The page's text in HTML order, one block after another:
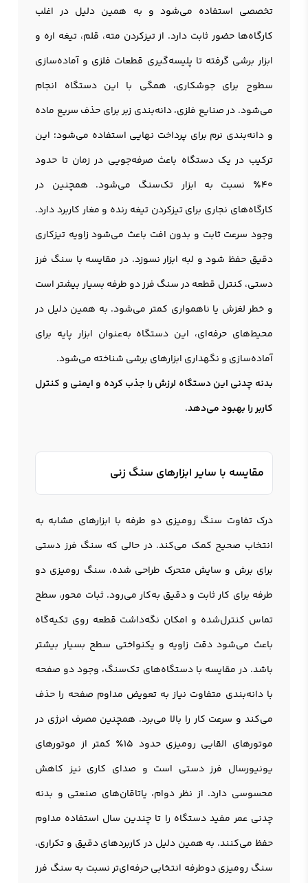
تخصصی استفاده می‌شود و به همین دلیل در اغلب
کارگاه‌ها حضور ثابت دارد. از تیزکردن مته، قلم، تیغه اره و
ابزار برشی گرفته تا پلیسه‌گیری قطعات فلزی و آماده‌سازی
سطوح برای جوشکاری، همگی با این دستگاه انجام
می‌شود. در صنایع فلزی، دانه‌بندی زبر برای حذف سریع ماده
و دانه‌بندی نرم برای پرداخت نهایی استفاده می‌شود؛ این
ترکیب در یک دستگاه باعث صرفه‌جویی در زمان تا حدود
40٪ نسبت به ابزار تک‌سنگ می‌شود. همچنین در
کارگاه‌های نجاری برای تیزکردن تیغه رنده و مغار کاربرد دارد.
وجود سرعت ثابت و بدون افت باعث می‌شود زاویه تیزکاری
دقیق حفظ شود و لبه ابزار نسوزد. در مقایسه با سنگ فرز
دستی، کنترل قطعه در سنگ فرز دو طرفه بسیار بیشتر است
و خطر لغزش یا ناهمواری کمتر می‌شود. به همین دلیل در
محیط‌های حرفه‌ای، این دستگاه به‌عنوان ابزار پایه برای
آماده‌سازی و نگهداری ابزارهای برشی شناخته می‌شود.
بدنه چدنی این دستگاه لرزش را جذب کرده و ایمنی و کنترل
کاربر را بهبود می‌دهد.
مقایسه با سایر ابزارهای سنگ زنی
درک تفاوت سنگ رومیزی دو طرفه با ابزارهای مشابه به
انتخاب صحیح کمک می‌کند. در حالی که سنگ فرز دستی
برای برش و سایش متحرک طراحی شده، سنگ روميزی دو
طرفه برای کار ثابت و دقیق به‌کار می‌رود. ثبات محور، سطح
تماس کنترل‌شده و امکان نگه‌داشت قطعه روی تکیه‌گاه
باعث می‌شود دقت زاویه و یکنواختی سطح بسیار بیشتر
باشد. در مقایسه با دستگاه‌های تک‌سنگ، وجود دو صفحه
با دانه‌بندی متفاوت نیاز به تعویض مداوم صفحه را حذف
می‌کند و سرعت کار را بالا می‌برد. همچنین مصرف انرژی در
موتورهای القایی رومیزی حدود 15٪ کمتر از موتورهای
یونیورسال فرز دستی است و صدای کاری نیز کاهش
محسوسی دارد. از نظر دوام، یاتاقان‌های صنعتی و بدنه
چدنی عمر مفید دستگاه را تا چندین سال استفاده مداوم
حفظ می‌کنند. به همین دلیل در کاربردهای دقیق و تکراری،
سنگ روميزی دوطرفه انتخابی حرفه‌ای‌تر نسبت به سنگ فرز